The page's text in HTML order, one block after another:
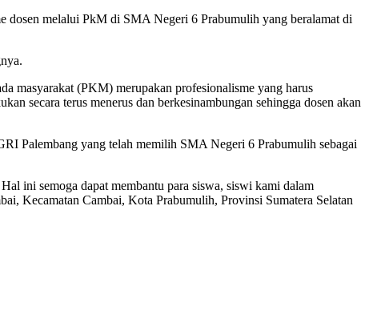
dosen melalui PkM di SMA Negeri 6 Prabumulih yang beralamat di
masyarakat (PKM) merupakan profesionalisme yang harus
secara terus menerus dan berkesinambungan sehingga dosen akan
Palembang yang telah memilih SMA Negeri 6 Prabumulih sebagai
ini semoga dapat membantu para siswa, siswi kami dalam
Kecamatan Cambai, Kota Prabumulih, Provinsi Sumatera Selatan